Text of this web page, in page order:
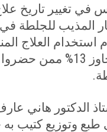
تغيير تاريخ
العلاج
الدكتور هاني
وتوزيع كتيب به